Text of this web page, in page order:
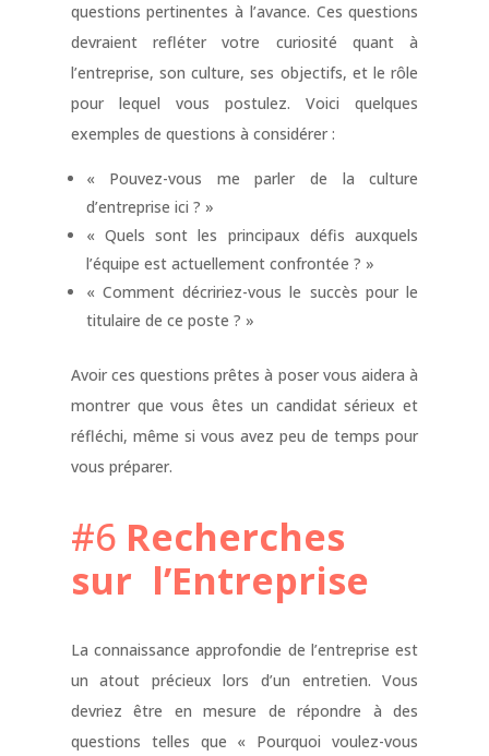
questions pertinentes à l’avance. Ces questions
devraient refléter votre curiosité quant à
l’entreprise, son culture, ses objectifs, et le rôle
pour lequel vous postulez. Voici quelques
exemples de questions à considérer :
« Pouvez-vous me parler de la culture
d’entreprise ici ? »
« Quels sont les principaux défis auxquels
l’équipe est actuellement confrontée ? »
« Comment décririez-vous le succès pour le
titulaire de ce poste ? »
Avoir ces questions prêtes à poser vous aidera à
montrer que vous êtes un candidat sérieux et
réfléchi, même si vous avez peu de temps pour
vous préparer.
#6 Recherches
sur l’Entreprise
La connaissance approfondie de l’entreprise est
un atout précieux lors d’un entretien. Vous
devriez être en mesure de répondre à des
questions telles que « Pourquoi voulez-vous